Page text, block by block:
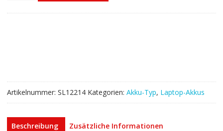
Artikelnummer: SL12214 Kategorien: Akku-Typ, Laptop-Akkus
Beschreibung
Zusätzliche Informationen